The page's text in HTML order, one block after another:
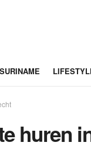
SURINAME
huren